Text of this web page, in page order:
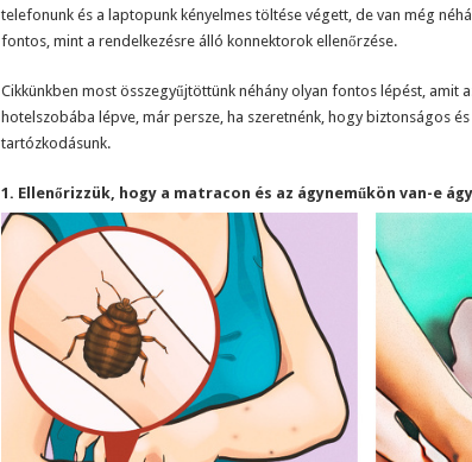
telefonunk és a laptopunk kényelmes töltése végett, de van még
fontos, mint a rendelkezésre álló konnektorok ellenőrzése.
Cikkünkben most összegyűjtöttünk néhány olyan fontos lépést, amit
hotelszobába lépve, már persze, ha szeretnénk, hogy biztonságos
tartózkodásunk.
1. Ellenőrizzük, hogy a matracon és az ágyneműkön van-e